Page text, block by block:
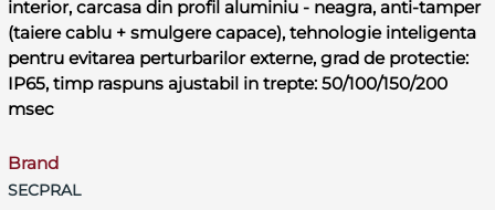
interior, carcasa din profil aluminiu - neagra, anti-tamper
(taiere cablu + smulgere capace), tehnologie inteligenta
pentru evitarea perturbarilor externe, grad de protectie:
IP65, timp raspuns ajustabil in trepte: 50/100/150/200
msec
Brand
SECPRAL